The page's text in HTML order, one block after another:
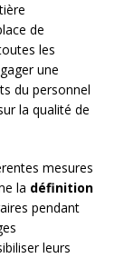
de
les
une
du personnel
la qualité de
mesures
la définition
pendant
leurs